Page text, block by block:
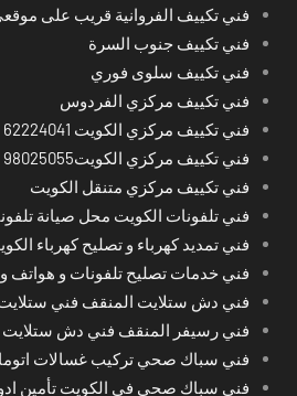
فني تكييف الفروانية قريب على
فني تكييف جنوب السرة
فني تكييف سلوى فوري
فني تكييف مركزي الفردوس
فني تكييف مركزي الكويت 62224041
فني تكييف مركزي الكويت98025055
فني تكييف مركزي متنقل الكويت
فني تلفونات الكويت محل صيانة
فني تمديد كهرباء و تصليح كهرباء الكويت 24
فني خدمات تصليح تلفونات و هواتف
فني دش ستلايت المنقف فني
فني رسيفر المنقف فني دش ستلايت
فني سباك صحي تركيب غسالات
فني سباك صحي في الكويت تأمين